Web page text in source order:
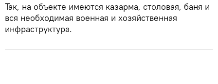
Так, на объекте имеются казарма, столовая, баня и
вся необходимая военная и хозяйственная
инфраструктура.